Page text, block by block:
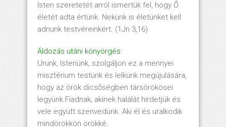
Isten szeretetét arról ismertük fel, hogy Ő
életét adta értünk. Nekünk is életünket kell
adnunk testvéreinkért. (1Jn 3,16)
Áldozás utáni könyörgés:
Urunk, Istenünk, szolgáljon ez a mennyei
misztérium testünk és lelkünk megújulására,
hogy az örök dicsőségben társörökösei
legyünk Fiadnak, akinek halálát hirdetjük és
vele együtt szenvedünk. Aki él és uralkodik
mindörökkön örökké.